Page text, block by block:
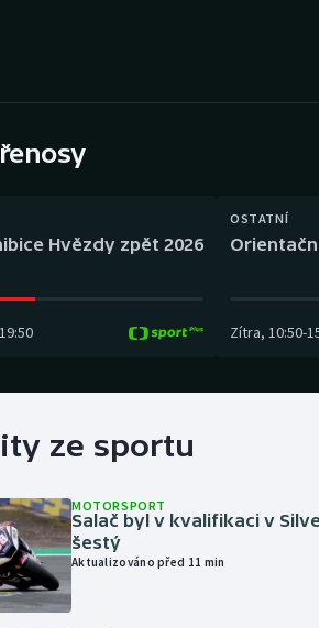
Hvězdy zpět 2026
19:50
OSTATNÍ
Zítra, 10:50-
ze sportu
MOTORSPORT
Salač byl v kvalifikaci v
šestý
Aktualizováno před 11 min